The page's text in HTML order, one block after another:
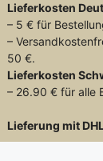
Lieferkosten
– 5 € für
–
50 €.
Lieferkosten
– 26.90 € für alle
Lieferung mit